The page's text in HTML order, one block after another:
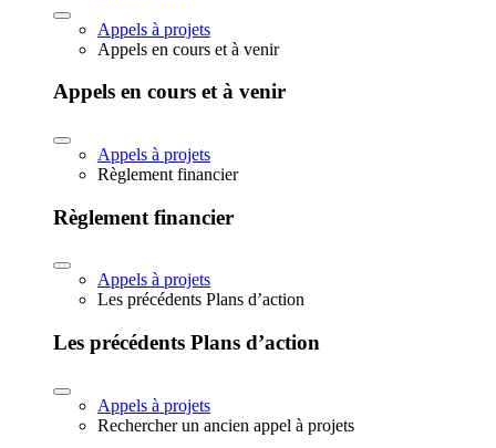
Appels à projets
Appels en cours et à venir
Appels en cours et à venir
Appels à projets
Règlement financier
Règlement financier
Appels à projets
Les précédents Plans d’action
Les précédents Plans d’action
Appels à projets
Rechercher un ancien appel à projets